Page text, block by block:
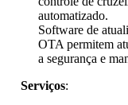
automatizado.
Software de
OTA permitem
a segurança e
Serviços: